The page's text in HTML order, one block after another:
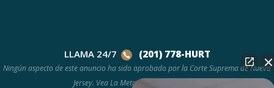
Ningún aspecto de este anuncio ha sido aprobado por la Corte Suprema de Nueva
Jersey. Vea La Metodología de Premios.
LLAMA 24/7 (201) 778-HURT